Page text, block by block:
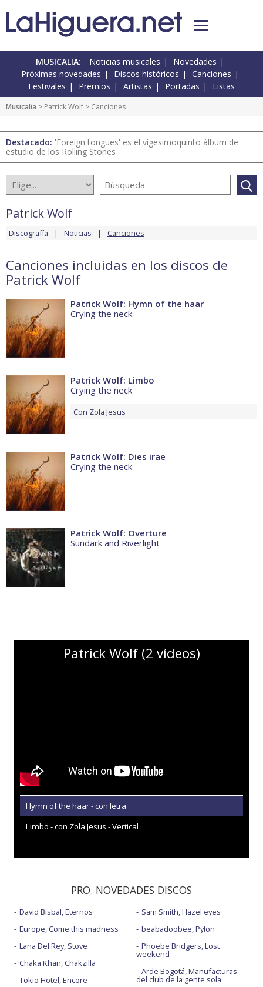
MUSICALIA: Noticias musicales
Novedades
Próximas novedades
Discos históricos
Canciones
Festivales
Premios Artistas Portadas Listas
Musicalia > Patrick Wolf > Canciones
Destacado: 'Foreign tongues' es el vigesimoquinto álbum de
estudio de los Rolling Stones
Patrick Wolf
Discografía Noticias Canciones
Canciones incluidas en los discos de
Patrick Wolf
Patrick Wolf: Hymn of the haar
Crying the neck
Patrick Wolf: Limbo
Crying the neck
Con Zola Jesus
Patrick Wolf: Dies irae
Crying the neck
Patrick Wolf: Overture
Sundark and Riverlight
Patrick Wolf (2 vídeos)
Hymn of the haar - con letra
Limbo - con Zola Jesus - Vertical
PRO. NOVEDADES DISCOS
David Bisbal, Eternos
Europe, Come this madness
Lana Del Rey, Stove
Chaka Khan, Chakzilla
Tokio Hotel, Encore
Sam Smith, Hazel eyes
beabadoobee, Pylon
Phoebe Bridgers, Lost
weekend
Arde Bogotá, Manufacturas
del club de la gente sola